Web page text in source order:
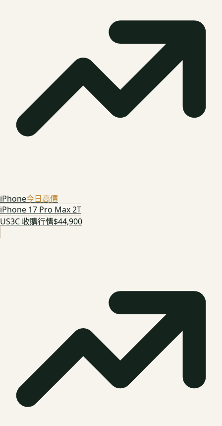
iPhone今日高價
iPhone 17 Pro Max 2T
US3C 收購行情$44,900